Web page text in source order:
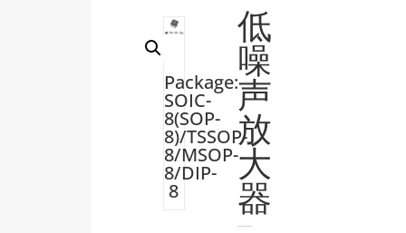
Package:
SOIC-
8(SOP-
8)/TSSOP-
8/MSOP-
8/DIP-
8
低
噪
声
放
大
器